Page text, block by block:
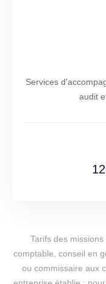
Services
audit
Tarifs des
comptable, conseil en
ou commissaire aux